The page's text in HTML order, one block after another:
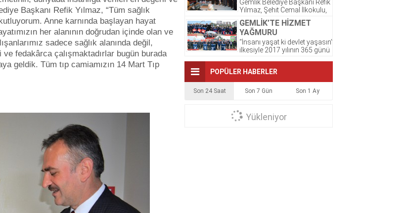
Başkanı Refik Yılmaz, “Tüm sağlık
Anne karnında başlayan hayat
her alanının doğrudan içinde olan ve
sadece sağlık alanında değil,
fedakârca çalışmaktadırlar bugün burada
geldik. Tüm tıp camiamızın 14 Mart Tıp
Gemlik Belediye Başkanı Refik
Yılmaz, Şehit Cemal İlkokulu,
Okul Aile Birliğinin düzenlemiş
olduğu kahvaltı programına...
GEMLİK’TE HİZMET
YAĞMURU
“İnsanı yaşat ki devlet yaşasın”
ilkesiyle 2017 yılının 365 günü
POPÜLER HABERLER
Son 24 Saat Son 7 Gün Son 1 Ay
Yükleniyor